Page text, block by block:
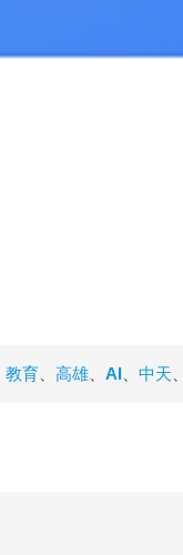
教育 高雄 AI 中天